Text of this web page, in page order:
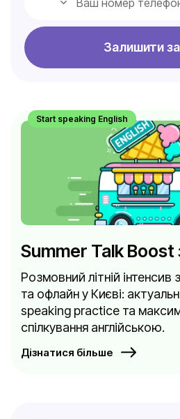
Залишити
Start speaking English
Summer Talk Boost
Розмовний літній інтенсив
та офлайн у Києві:
speaking practice та
спілкування англійською.
Дізнатися більше